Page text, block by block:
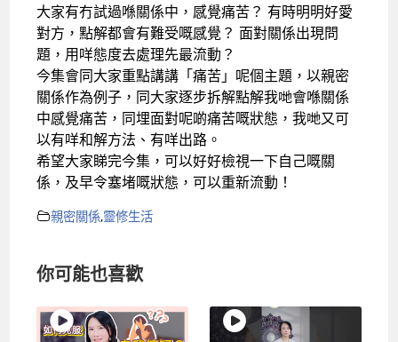
大家有冇試過喺關係中，感覺痛苦？ 有時明明好愛
對方，點解都會有難受嘅感覺？ 面對關係出現問
題，用咩態度去處理先最流動？
今集會同大家重點講講「痛苦」呢個主題，以親密
關係作為例子，同大家逐步拆解點解我哋會喺關係
中感覺痛苦，同埋面對呢啲痛苦嘅狀態，我哋又可
以有咩和解方法、有咩出路。
希望大家睇完今集，可以好好檢視一下自己嘅關
係，及早令塞堵嘅狀態，可以重新流動！
親密關係,靈修生活
你可能也喜歡